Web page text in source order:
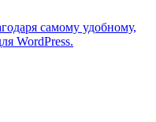
самому удобному,
WordPress.